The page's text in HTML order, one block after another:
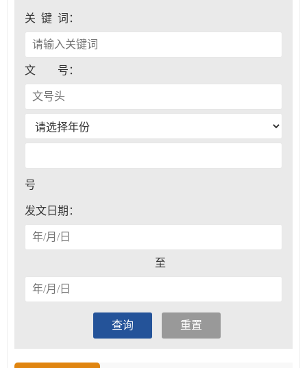
关 键 词：
文 号：
号
发文日期：
至
查询 重置